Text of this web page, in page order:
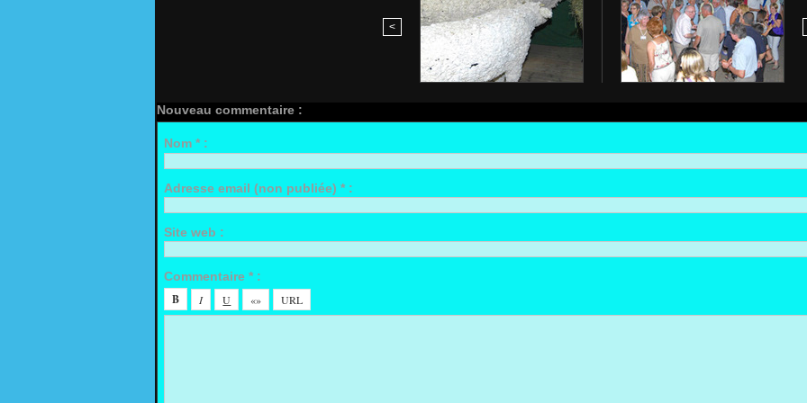
<
Nouveau commentaire :
Nom * :
Adresse email (non publiée) * :
Site web :
Commentaire * :